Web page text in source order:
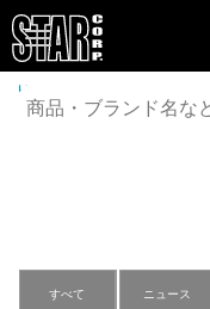
Home
ただきました
すべて ニュース